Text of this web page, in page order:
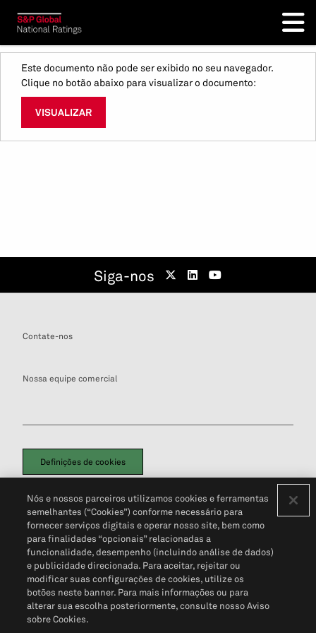
Este documento não pode ser exibido no seu navegador.
Clique no botão abaixo para visualizar o documento:
VISUALIZAR
Siga-nos
Contate-nos
Nossa equipe comercial
Definições de cookies
Política de PrivacidadePortal de privacidade do cliente (em inglês)
Não Venda Minhas Informações Pessoais© 2026 S&P Global
Nós e nossos parceiros utilizamos cookies e ferramentas
semelhantes (“Cookies”) conforme necessário para
fornecer serviços digitais e operar nosso site, bem como
para finalidades “opcionais” relacionadas a
funcionalidade, desempenho (incluindo análise de dados)
e publicidade direcionada. Para aceitar, rejeitar ou
modificar suas configurações de cookies, utilize os
botões neste banner. Para mais informações ou para
alterar sua escolha posteriormente, consulte nosso Aviso
sobre Cookies.